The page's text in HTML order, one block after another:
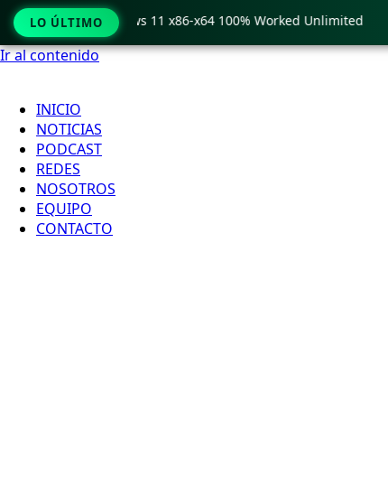
Ir al contenido
INICIO
NOTICIAS
PODCAST
REDES
NOSOTROS
EQUIPO
CONTACTO
LO ÚLTIMO
only Windows 11 x86-x64 100% Worked Unlimited